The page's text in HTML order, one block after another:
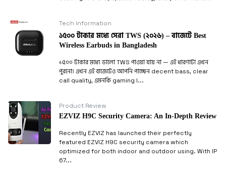
Tech Information
১৫০০ টাকার মধ্যে সেরা TWS (২০২৬) – বাজেটে Best
Wireless Earbuds in Bangladesh
১৫০০ টাকার মধ্যে ভালো TWS পাওয়া যায় না — এই ধারণাটা এখন
পুরনো। এখন এই বাজেটেও আপনি পাচ্ছেন decent bass, clear
call quality, এমনকি gaming l...
Product Review
EZVIZ H9C Security Camera: An In-Depth Review
Recently EZVIZ has launched their perfectly
featured EZVIZ H9C security camera which
optimized for both indoor and outdoor using. With IP
67...